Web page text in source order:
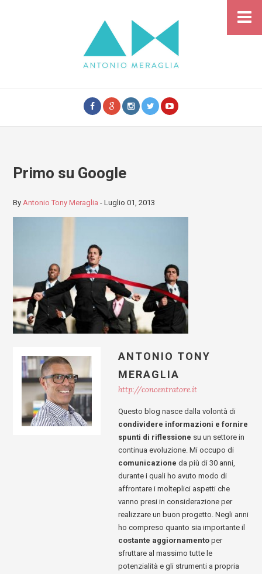
Primo su Google
By Antonio Tony Meraglia -Luglio 01, 2013
ANTONIO TONY
MERAGLIA
http://concentratore.it
Questo blog nasce dalla volontà di
condividere informazioni e fornire
spunti di riflessione su un settore in
continua evoluzione. Mi occupo di
comunicazione da più di 30 anni,
durante i quali ho avuto modo di
affrontare i molteplici aspetti che
vanno presi in considerazione per
realizzare un buon progetto. Negli anni
ho compreso quanto sia importante il
costante aggiornamentoper
sfruttare al massimo tutte le
potenzialità e gli strumenti a propria